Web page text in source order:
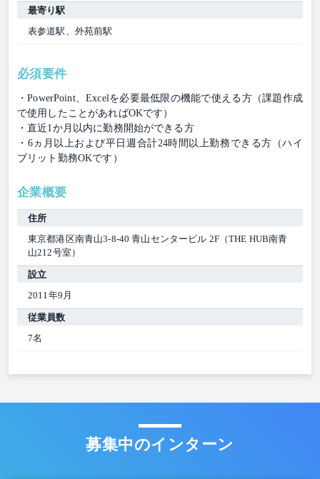
最寄り駅
表参道駅、外苑前駅
必須要件
・PowerPoint、Excelを必要最低限の機能で使える方（課題作成
で使用したことがあればOKです）
・直近1か月以内に勤務開始ができる方
・6ヵ月以上および平日週合計24時間以上勤務できる方（ハイ
ブリット勤務OKです）
企業概要
住所
東京都港区南青山3-8-40 青山センタービル 2F（THE HUB南青
山212号室）
設立
2011年9月
従業員数
7名
募集中のインターン